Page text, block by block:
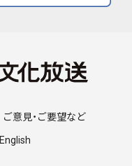
ご意見・ご要望など
English